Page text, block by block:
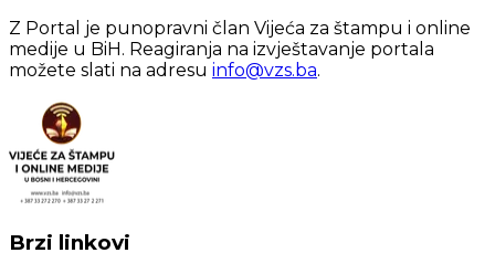
Z Portal je punopravni član Vijeća za štampu i online
medije u BiH. Reagiranja na izvještavanje portala
možete slati na adresu info@vzs.ba.
Brzi linkovi